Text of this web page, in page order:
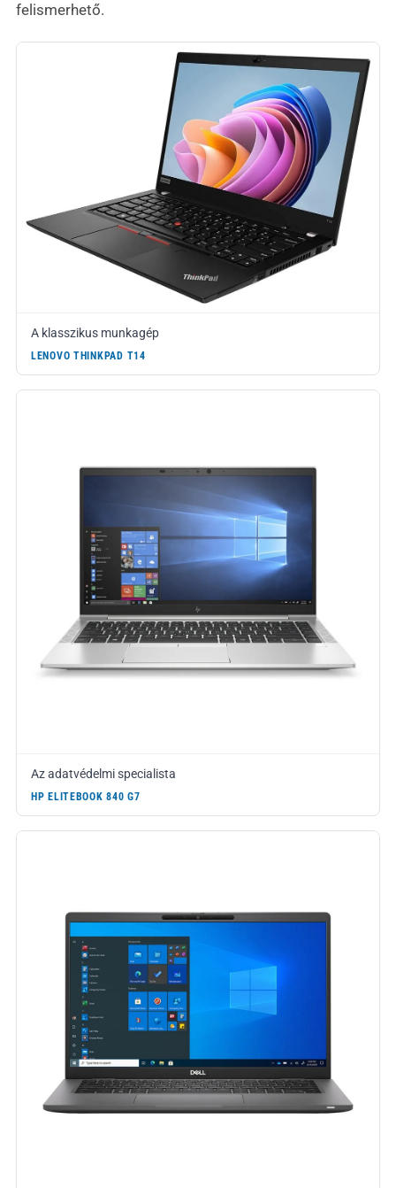
felismerhető.
A klasszikus munkagép
LENOVO THINKPAD T14
Az adatvédelmi specialista
HP ELITEBOOK 840 G7